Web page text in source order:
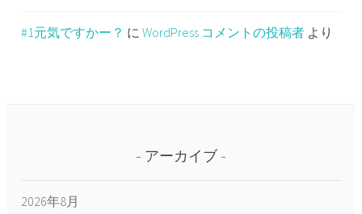
#1元気ですかー？ にWordPress コメントの投稿者 より
アーカイブ
2026年8月